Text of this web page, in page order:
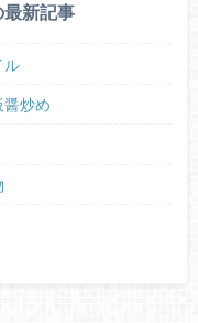
最新記事
ル
炒め